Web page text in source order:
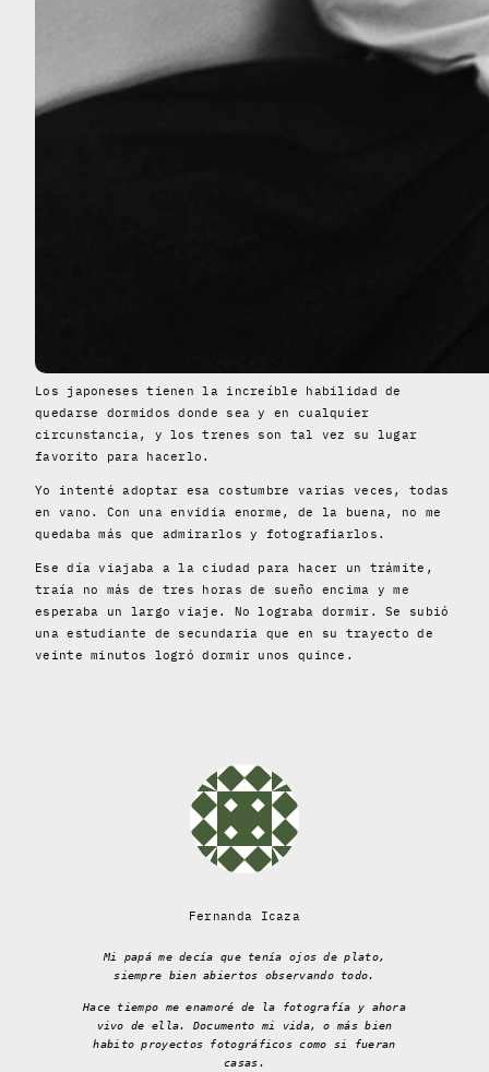
Los japoneses tienen la increíble habilidad de
quedarse dormidos donde sea y en cualquier
circunstancia, y los trenes son tal vez su lugar
favorito para hacerlo.
Yo intenté adoptar esa costumbre varias veces, todas
en vano. Con una envidia enorme, de la buena, no me
quedaba más que admirarlos y fotografiarlos.
Ese día viajaba a la ciudad para hacer un trámite,
traía no más de tres horas de sueño encima y me
esperaba un largo viaje. No lograba dormir. Se subió
una estudiante de secundaria que en su trayecto de
veinte minutos logró dormir unos quince.
Fernanda Icaza
Mi papá me decía que tenía ojos de plato,
siempre bien abiertos observando todo.
Hace tiempo me enamoré de la fotografía y ahora
vivo de ella. Documento mi vida, o más bien
habito proyectos fotográficos como si fueran
casas.